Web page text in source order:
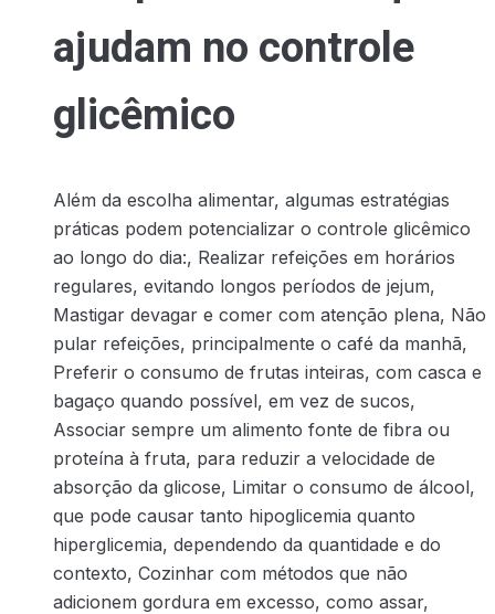
ajudam no controle
glicêmico
Além da escolha alimentar, algumas estratégias
práticas podem potencializar o controle glicêmico
ao longo do dia:, Realizar refeições em horários
regulares, evitando longos períodos de jejum,
Mastigar devagar e comer com atenção plena, Não
pular refeições, principalmente o café da manhã,
Preferir o consumo de frutas inteiras, com casca e
bagaço quando possível, em vez de sucos,
Associar sempre um alimento fonte de fibra ou
proteína à fruta, para reduzir a velocidade de
absorção da glicose, Limitar o consumo de álcool,
que pode causar tanto hipoglicemia quanto
hiperglicemia, dependendo da quantidade e do
contexto, Cozinhar com métodos que não
adicionem gordura em excesso, como assar,